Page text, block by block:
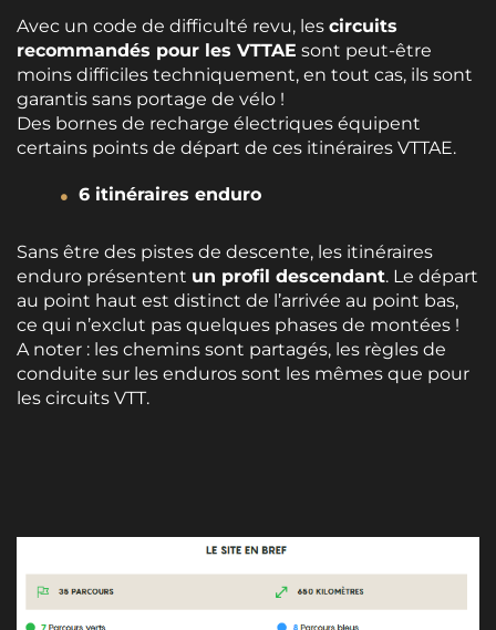
Avec un code de difficulté revu, les circuits
recommandés pour les VTTAE sont peut-être
moins difficiles techniquement, en tout cas, ils sont
garantis sans portage de vélo !
Des bornes de recharge électriques équipent
certains points de départ de ces itinéraires VTTAE.
6 itinéraires enduro
Sans être des pistes de descente, les itinéraires
enduro présentent un profil descendant. Le départ
au point haut est distinct de l’arrivée au point bas,
ce qui n’exclut pas quelques phases de montées !
A noter : les chemins sont partagés, les règles de
conduite sur les enduros sont les mêmes que pour
les circuits VTT.